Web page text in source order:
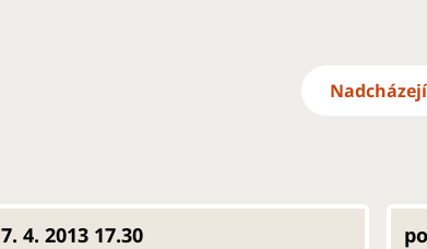
4. 2013 17.30